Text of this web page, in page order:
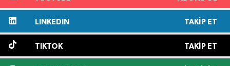
LINKEDIN TAKIP ET
TIKTOK TAKIP ET